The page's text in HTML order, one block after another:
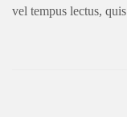
vel tempus lectus,